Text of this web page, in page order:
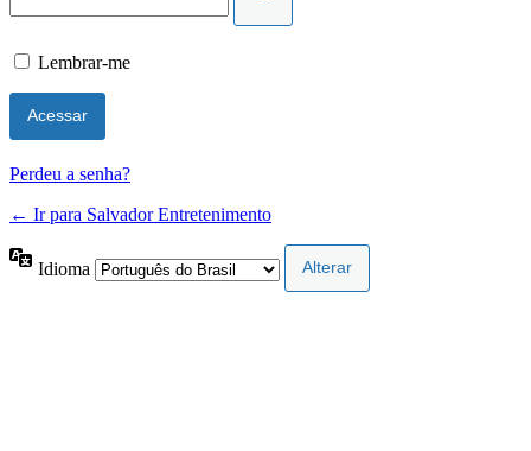
Lembrar-me
Perdeu a senha?
← Ir para Salvador Entretenimento
Idioma